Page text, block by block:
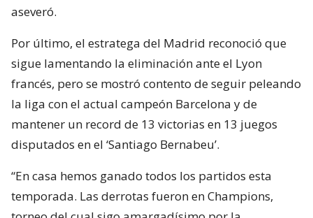
aseveró.
Por último, el estratega del Madrid reconoció que
sigue lamentando la eliminación ante el Lyon
francés, pero se mostró contento de seguir peleando
la liga con el actual campeón Barcelona y de
mantener un record de 13 victorias en 13 juegos
disputados en el ‘Santiago Bernabeu’.
“En casa hemos ganado todos los partidos esta
temporada. Las derrotas fueron en Champions,